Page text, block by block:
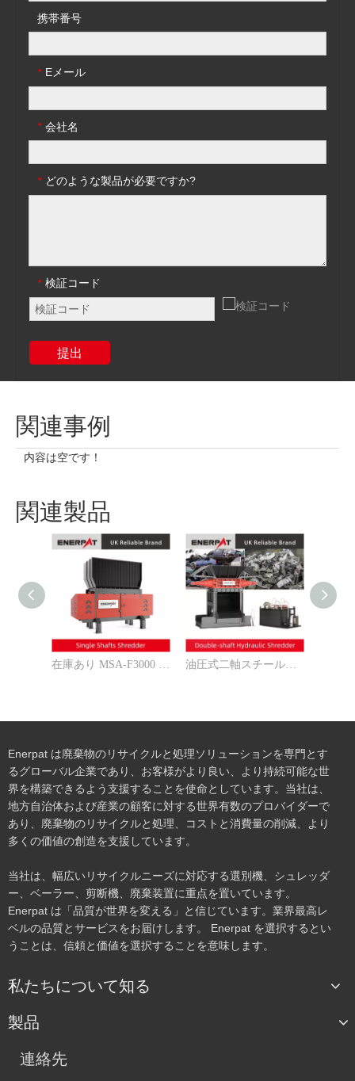
携帯番号
* Eメール
* 会社名
* どのような製品が必要ですか?
* 検証コード
提出
関連事例
内容は空です！
関連製品
在庫あり MSA-F3000 一軸シュレッダー機 油圧式二軸スチールシュレッダー
Enerpat は廃棄物のリサイクルと処理ソリューションを専門とす
るグローバル企業であり、お客様がより良い、より持続可能な世
界を構築できるよう支援することを使命としています。当社は、
地方自治体および産業の顧客に対する世界有数のプロバイダーで
あり、廃棄物のリサイクルと処理、コストと消費量の削減、より
多くの価値の創造を支援しています。
当社は、幅広いリサイクルニーズに対応する選別機、シュレッダ
ー、ベーラー、剪断機、廃棄装置に重点を置いています。
Enerpat は「品質が世界を変える」と信じています。業界最高レ
ベルの品質とサービスをお届けします。 Enerpat を選択するとい
うことは、信頼と価値を選択することを意味します。
私たちについて知る
製品
連絡先